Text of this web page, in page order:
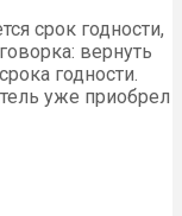
срок годности,
вернуть
годности.
уже приобрел